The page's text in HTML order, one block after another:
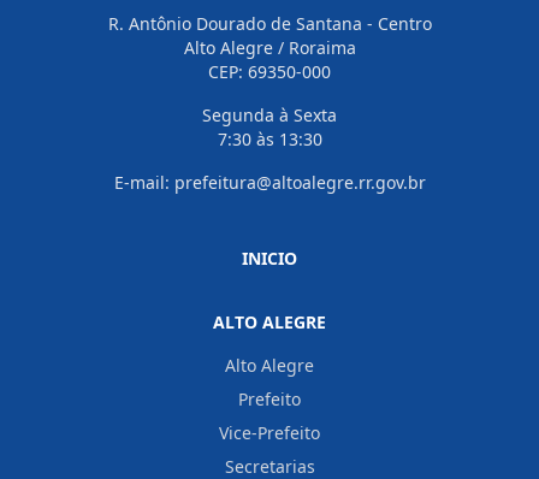
R. Antônio Dourado de Santana - Centro
Alto Alegre / Roraima
CEP: 69350-000
Segunda à Sexta
7:30 às 13:30
E-mail: prefeitura@altoalegre.rr.gov.br
INICIO
ALTO ALEGRE
Alto Alegre
Prefeito
Vice-Prefeito
Secretarias